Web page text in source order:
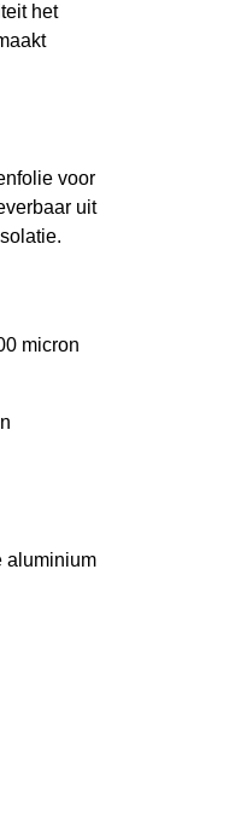
het
voor
uit
micron
aluminium